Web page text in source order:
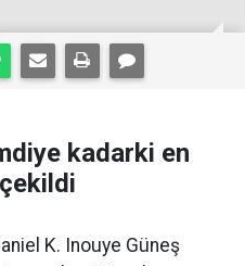
kadarki en
K. Inouye Güneş